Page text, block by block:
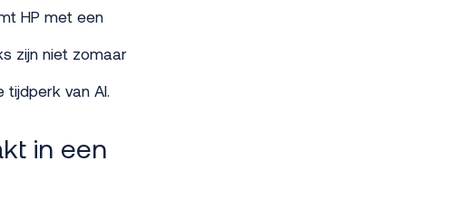
HP met een
zijn niet zomaar
van AI.
in een